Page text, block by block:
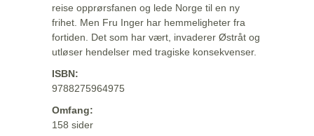
reise opprørsfanen og lede Norge til en ny
frihet. Men Fru Inger har hemmeligheter fra
fortiden. Det som har vært, invaderer Østråt og
utløser hendelser med tragiske konsekvenser.
ISBN:
9788275964975
Omfang:
158 sider